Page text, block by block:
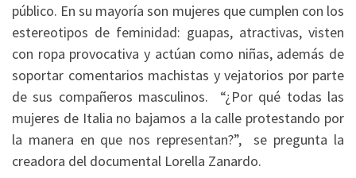
público. En su mayoría son mujeres que cumplen con los
estereotipos de feminidad: guapas, atractivas, visten
con ropa provocativa y actúan como niñas, además de
soportar comentarios machistas y vejatorios por parte
de sus compañeros masculinos. “¿Por qué todas las
mujeres de Italia no bajamos a la calle protestando por
la manera en que nos representan?”, se pregunta la
creadora del documental Lorella Zanardo.